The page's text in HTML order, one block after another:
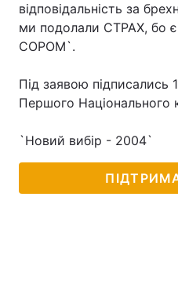
Зброя
Цікавинки
Лонгріди
відповідальність за
ми подолали СТРАХ, бо є
СОРОМ`.
Під заявою підписались
Першого Національного
`Новий вибір - 2004`